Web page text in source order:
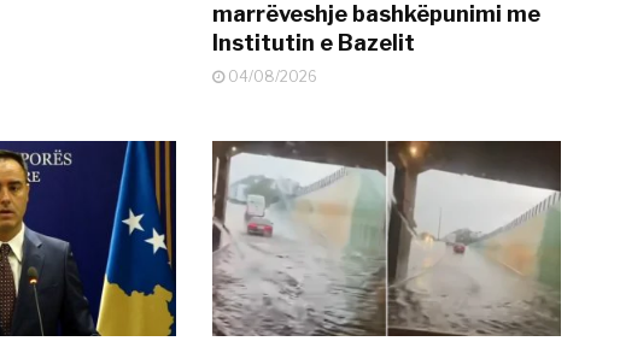
marrëveshje bashkëpunimi me
Institutin e Bazelit
04/08/2026